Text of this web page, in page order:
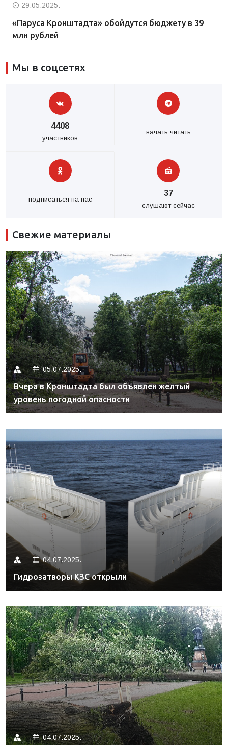
29.05.2025.
«Паруса Кронштадта» обойдутся бюджету в 39
млн рублей
Мы в соцсетях
4408
участников
начать читать
подписаться на нас
37
слушают сейчас
Свежие материалы
05.07.2025.
Вчера в Кронштадта был объявлен желтый
уровень погодной опасности
04.07.2025.
Гидрозатворы КЗС открыли
04.07.2025.